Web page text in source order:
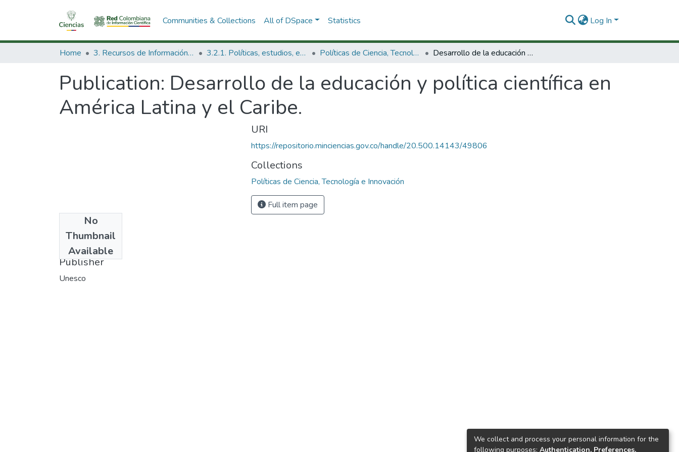
Communities & Collections All of DSpace Statistics Log In
Home 3. Recursos de Información Científica y Tecnológica 3.2.1. Políticas, estudios, evaluaciones e indicadores de CTeI Políticas de Ciencia, Tecnología e Innovación Desarrollo de la educación y política científica en América Latina y el Caribe.
Publication: Desarrollo de la educación y política científica en
América Latina y el Caribe.
No
Thumbnail
Available
1971
Publisher
Unesco
URI
https://repositorio.minciencias.gov.co/handle/20.500.14143/49806
Collections
Políticas de Ciencia, Tecnología e Innovación
Full item page
We collect and process your personal information for the
following purposes: Authentication, Preferences,